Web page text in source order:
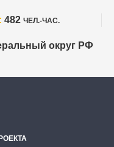
482 ЧЕЛ.-ЧАС.
округ РФ